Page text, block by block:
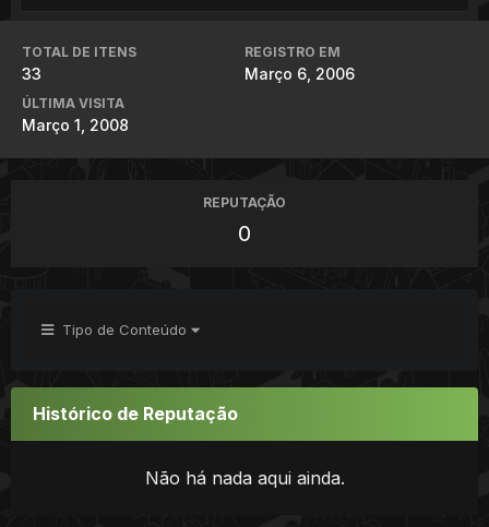
TOTAL DE ITENS
33
REGISTRO EM
Março 6, 2006
ÚLTIMA VISITA
Março 1, 2008
REPUTAÇÃO
0
Tipo de Conteúdo
Histórico de Reputação
Não há nada aqui ainda.